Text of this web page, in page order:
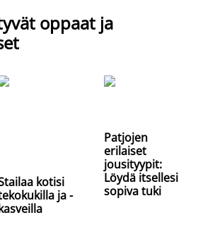
oppaat ja
kotisi
ja -
Patjojen
erilaiset
jousityypit:
Löydä itsellesi
sopiva tuki